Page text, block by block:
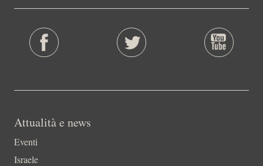
Attualità e news
Eventi
Israele